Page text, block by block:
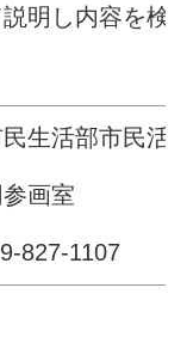
明し内容を検
生活部市民活
画室
827-1107